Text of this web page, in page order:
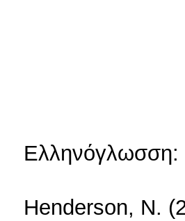
Ελληνόγλωσση:
Henderson, N.